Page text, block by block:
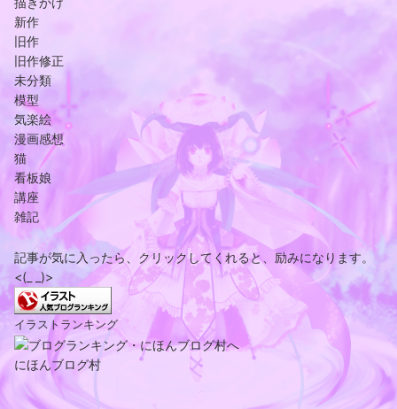
新作
旧作
旧作修正
未分類
模型
気楽絵
漫画感想
猫
看板娘
講座
雑記
記事が気に入ったら、クリックしてくれると、励みになります。
<(_ _)>
イラストランキング
にほんブログ村